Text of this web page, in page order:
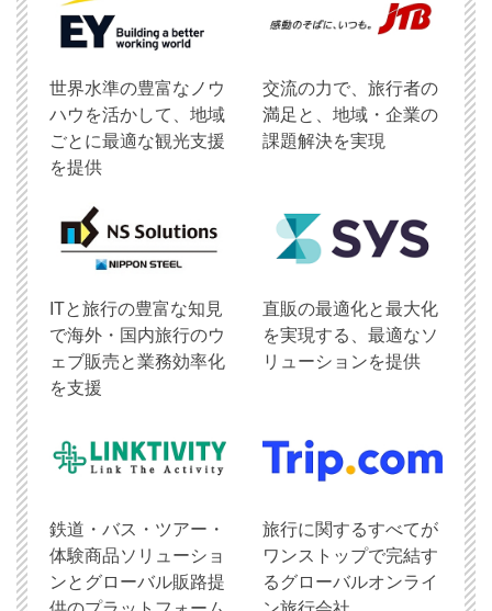
世界水準の豊富なノウ
ハウを活かして、地域
ごとに最適な観光支援
を提供
交流の力で、旅行者の
満足と、地域・企業の
課題解決を実現
ITと旅行の豊富な知見
で海外・国内旅行のウ
ェブ販売と業務効率化
を支援
直販の最適化と最大化
を実現する、最適なソ
リューションを提供
鉄道・バス・ツアー・
体験商品ソリューショ
ンとグローバル販路提
旅行に関するすべてが
ワンストップで完結す
るグローバルオンライ